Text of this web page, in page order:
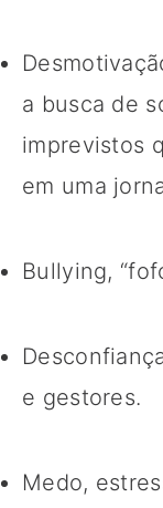
a busca de
imprevistos
em uma
Bullying,
e gestores.
Medo,